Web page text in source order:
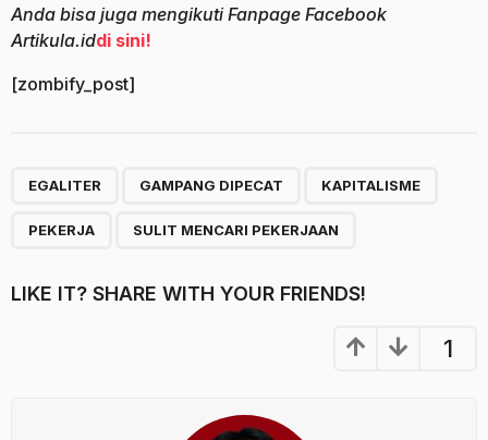
Anda bisa juga mengikuti Fanpage Facebook
Artikula.iddi sini!
[zombify_post]
EGALITER GAMPANG DIPECAT KAPITALISME
PEKERJA SULIT MENCARI PEKERJAAN
LIKE IT? SHARE WITH YOUR FRIENDS!
1